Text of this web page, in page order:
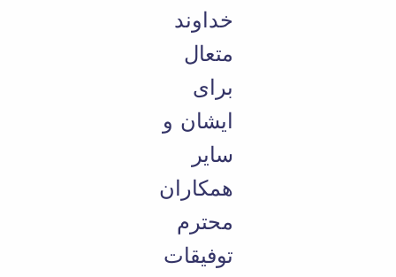
خداوند
متعال
برای
ایشان و
سایر
همکاران
محترم
توفیقات